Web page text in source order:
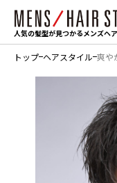
人気の髪型が見つかるメンズヘ
トップ ヘアスタイル 爽や